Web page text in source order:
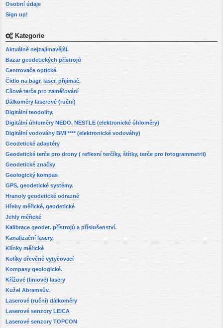
Osobní údaje
Sign up!
Kategorie
Aktuálně nejzajímavější.
Bazar geodetických přístrojů
Centrovače optické.
Čidlo na bagr, laser. přijímač.
Cílové terče pro zaměřování
Dálkoměry laserové (ruční)
Digitální teodolity.
Digitální úhloměry NEDO, NESTLE (elektronické úhloměry)
Digitální vodováhy BMI **** (elektronické vodováhy)
Geodetické adaptéry
Geodetické terče pro drony ( reflexní terčíky, štítky, terče pro fotogrammetrii)
Geodetické značky
Geologický kompas
GPS, geodetické systémy.
Hranoly geodetické odrazné
Hřeby měřické, geodetické
Jehly měřické
Kalibrace geodet. přístrojů a příslušenství.
Kanalizační lasery.
Klínky měřické
Kolíky dřevěné vytyčovací
Kompasy geologické.
Křížové (liniové) lasery
Kužel Abramsův.
Laserové (ruční) dálkoměry
Laserové senzory LEICA
Laserové senzory TOPCON